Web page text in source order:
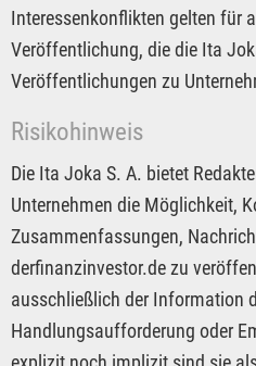
Interessenkonflikten gelten für
Veröffentlichung, die die Ita
Veröffentlichungen zu
Risikohinweis
Die Ita Joka S. A. bietet
Unternehmen die Möglichkeit,
Zusammenfassungen,
derfinanzinvestor.de zu
ausschließlich der Information
Handlungsaufforderung oder